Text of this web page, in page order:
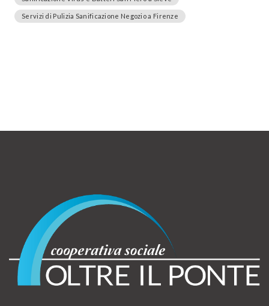
Servizi di Pulizia Sanificazione Negozio a Firenze